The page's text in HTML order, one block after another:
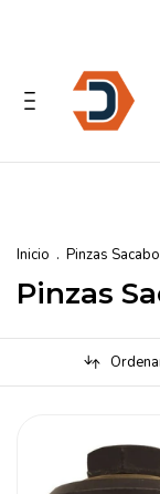
Inicio . Pinzas
Pinzas